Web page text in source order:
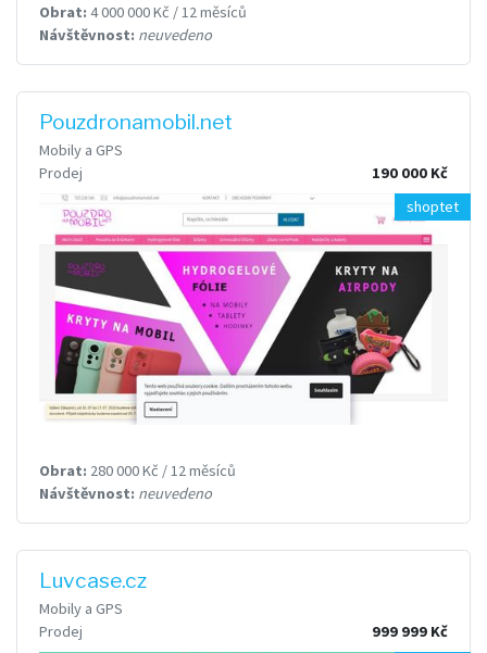
Obrat: 4 000 000 Kč / 12 měsíců
Návštěvnost: neuvedeno
Pouzdronamobil.net
Mobily a GPS
Prodej
190 000 Kč
shoptet
Obrat: 280 000 Kč / 12 měsíců
Návštěvnost: neuvedeno
Luvcase.cz
Mobily a GPS
Prodej
999 999 Kč